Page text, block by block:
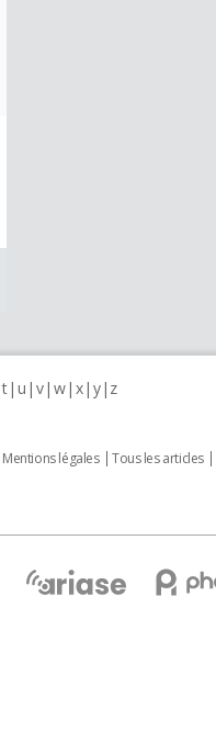
t u v w x y z
Mentions légales Tous les articles